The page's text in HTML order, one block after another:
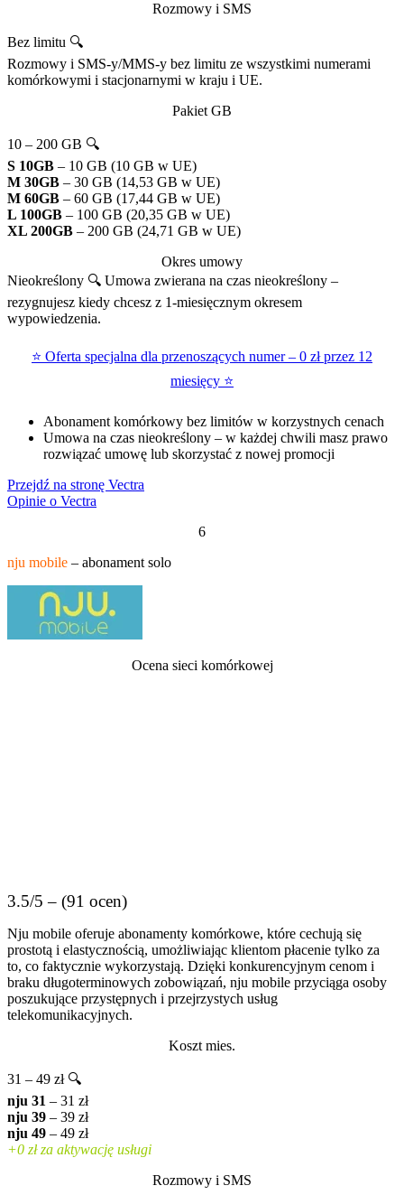
Rozmowy i SMS
Bez limitu 🔍
Rozmowy i SMS-y/MMS-y bez limitu ze wszystkimi numerami
komórkowymi i stacjonarnymi w kraju i UE.
Pakiet GB
10 – 200 GB 🔍
S 10GB – 10 GB (10 GB w UE)
M 30GB – 30 GB (14,53 GB w UE)
M 60GB – 60 GB (17,44 GB w UE)
L 100GB – 100 GB (20,35 GB w UE)
XL 200GB – 200 GB (24,71 GB w UE)
Okres umowy
Nieokreślony 🔍 Umowa zwierana na czas nieokreślony –
rezygnujesz kiedy chcesz z 1-miesięcznym okresem
wypowiedzenia.
⭐ Oferta specjalna dla przenoszących numer – 0 zł przez 12
miesięcy ⭐
Abonament komórkowy bez limitów w korzystnych cenach
Umowa na czas nieokreślony – w każdej chwili masz prawo
rozwiązać umowę lub skorzystać z nowej promocji
Przejdź na stronę Vectra
Opinie o Vectra
6
nju mobile – abonament solo
Ocena sieci komórkowej
3.5/5 – (91 ocen)
Nju mobile oferuje abonamenty komórkowe, które cechują się
prostotą i elastycznością, umożliwiając klientom płacenie tylko za
to, co faktycznie wykorzystają. Dzięki konkurencyjnym cenom i
braku długoterminowych zobowiązań, nju mobile przyciąga osoby
poszukujące przystępnych i przejrzystych usług
telekomunikacyjnych.
Koszt mies.
31 – 49 zł 🔍
nju 31 – 31 zł
nju 39 – 39 zł
nju 49 – 49 zł
+0 zł za aktywację usługi
Rozmowy i SMS